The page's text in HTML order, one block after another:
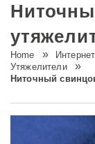
КОРЗИНА
Решения
Новые
Волновая
O НАС
Компания
Тур по
Home
Утяжелители
Ниточный